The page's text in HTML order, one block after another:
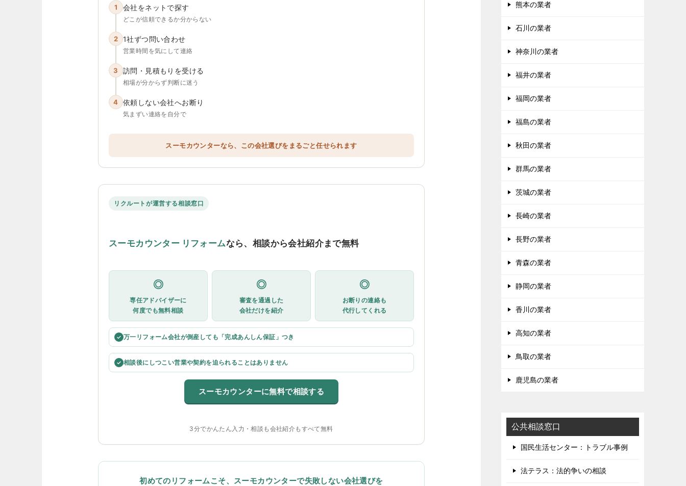
1 会社をネットで探す
どこが信頼できるか分からない
2 1社ずつ問い合わせ
営業時間を気にして連絡
3 訪問・見積もりを受ける
相場が分からず判断に迷う
4 依頼しない会社へお断り
気まずい連絡を自分で
スーモカウンターなら、この会社選びをまるごと任せられます
リクルートが運営する相談窓口
スーモカウンター リフォームなら、相談から会社紹介まで無料
◎
専任アドバイザーに
何度でも無料相談
◎
審査を通過した
会社だけを紹介
◎
お断りの連絡も
代行してくれる
✓ 万一リフォーム会社が倒産しても「完成あんしん保証」つき
✓ 相談後にしつこい営業や契約を迫られることはありません
スーモカウンターに無料で相談する
3分でかんたん入力・相談も会社紹介もすべて無料
初めてのリフォームこそ、スーモカウンターで失敗しない会社選びを
熊本の業者
石川の業者
神奈川の業者
福井の業者
福岡の業者
福島の業者
秋田の業者
群馬の業者
茨城の業者
長崎の業者
長野の業者
青森の業者
静岡の業者
香川の業者
高知の業者
鳥取の業者
鹿児島の業者
公共相談窓口
国民生活センター：トラブル事例
法テラス：法的争いの相談